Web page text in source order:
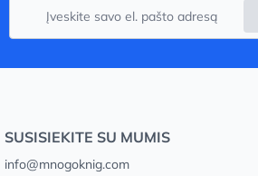
SUSISIEKITE SU MUMIS
info@mnogoknig.com